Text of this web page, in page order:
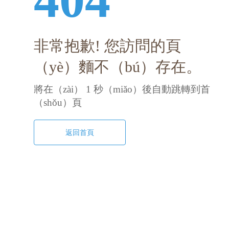
非常抱歉! 您訪問的頁
（yè）麵不（bú）存在。
將在（zài） 1 秒（miǎo）後自動跳轉到首
（shǒu）頁
返回首頁